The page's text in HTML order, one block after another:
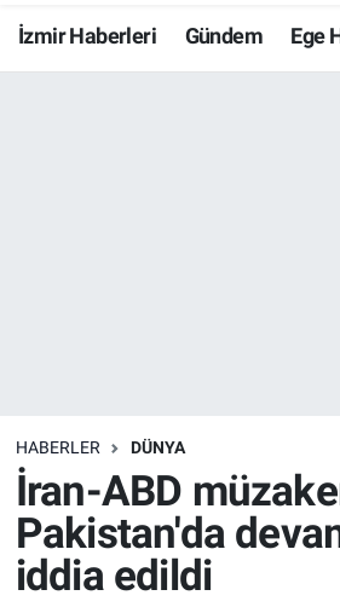
İzmir Haberleri Gündem Ege
HABERLER DÜNYA
İran-ABD
Pakistan'da
iddia edildi
Resmi İlanlar